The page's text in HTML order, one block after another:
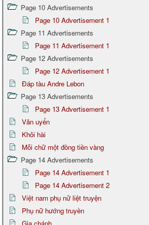
Page 10 Advertisements
Page 10 Advertisement 1
Page 11 Advertisements
Page 11 Advertisement 1
Page 12 Advertisements
Page 12 Advertisement 1
Đáp tàu Andre Lebon
Page 13 Advertisements
Page 13 Advertisement 1
Văn uyển
Khôi hài
Mỗi chữ một đồng tiền vàng
Page 14 Advertisements
Page 14 Advertisement 1
Page 14 Advertisement 2
Việt nam phụ nữ liệt truyện
Phụ nữ hướng truyền